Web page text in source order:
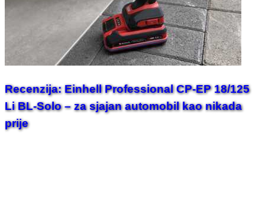
Recenzija: Einhell Professional CP-EP 18/125
Li BL-Solo – za sjajan automobil kao nikada
prije